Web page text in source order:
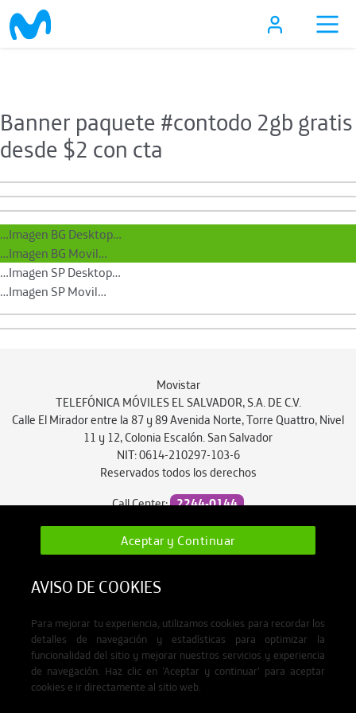
Skip to main content
Banner paquete #contodo 2gb gratis
desde $2 con cta
…Imagen BG Desktop…
…Imagen BG Movil…
…Imagen SP Desktop…
…Imagen SP Movil…
Movistar
TELEFÓNICA MÓVILES EL SALVADOR, S.A. DE C.V.
Calle El Mirador entre la 87 y 89 Avenida Norte, Torre Quattro, Nivel
11 y 12, Colonia Escalón. San Salvador
NIT: 0614-210297-103-6
Reservados todos los derechos
Call Center: 2244-0144
atencionalcliente.sv@movistar.com.sv
AVISO DE COOKIES
Para mejorar tu experiencia, utilizamos cookies para recordar los
detalles de navegación y estadísticas para optimizar la
funcionalidad del sitio y mejorar nuestros servicios y experiencia
de navegación. Haz clic en ‘Aceptar y continuar’ para aceptar
cookies e ir directamente al sitio web.
Aceptar y Continuar